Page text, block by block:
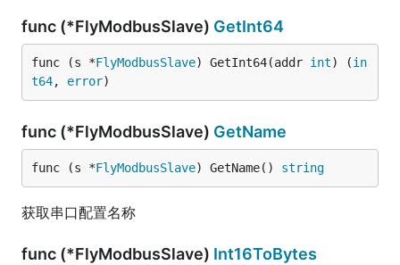
func (*FlyModbusSlave) GetInt64
func (s *FlyModbusSlave) GetInt64(addr int) (in
t64, error)
func (*FlyModbusSlave) GetName
func (s *FlyModbusSlave) GetName() string
获取串口配置名称
func (*FlyModbusSlave) Int16ToBytes